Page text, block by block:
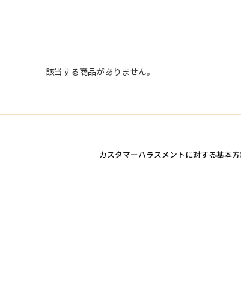
該当する商品がありません。
カスタマーハラスメントに対する基本